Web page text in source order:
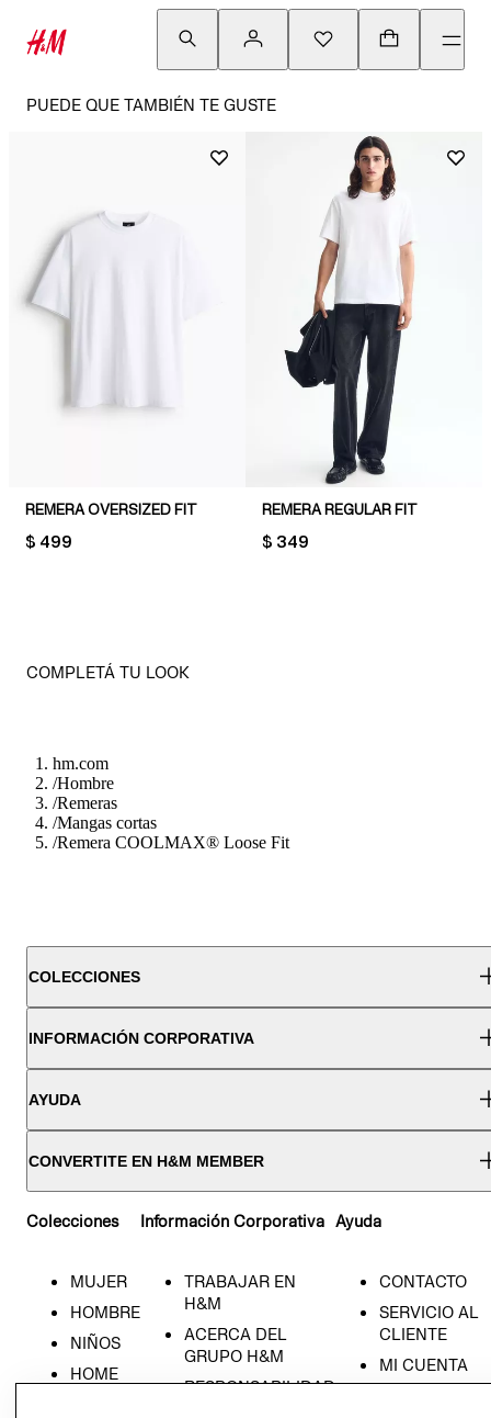
PUEDE QUE TAMBIÉN TE GUSTE
REMERA OVERSIZED FIT
PRICE:
$ 499
REMERA REGULAR FIT
PRICE:
$ 349
COMPLETÁ TU LOOK
hm.com
/Hombre
/Remeras
/Mangas cortas
/Remera COOLMAX® Loose Fit
COLECCIONES
INFORMACIÓN CORPORATIVA
AYUDA
CONVERTITE EN H&M MEMBER
Colecciones
MUJER
HOMBRE
NIÑOS
HOME
Información Corporativa
TRABAJAR EN
H&M
ACERCA DEL
GRUPO H&M
RESPONSABILIDAD
Ayuda
CONTACTO
SERVICIO AL
CLIENTE
MI CUENTA